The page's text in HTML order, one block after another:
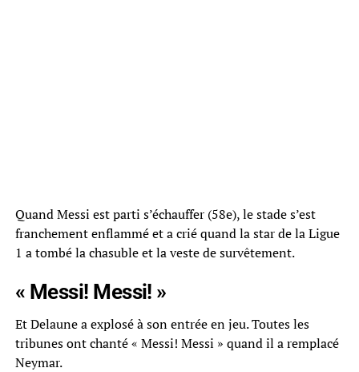
Quand Messi est parti s’échauffer (58e), le stade s’est
franchement enflammé et a crié quand la star de la Ligue
1 a tombé la chasuble et la veste de survêtement.
« Messi! Messi! »
Et Delaune a explosé à son entrée en jeu. Toutes les
tribunes ont chanté « Messi! Messi » quand il a remplacé
Neymar.